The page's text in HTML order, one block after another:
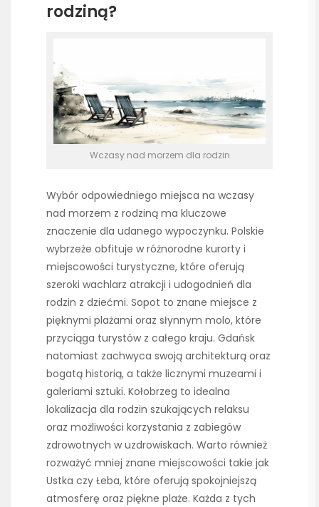
rodziną?
Wczasy nad morzem dla rodzin
Wybór odpowiedniego miejsca na wczasy
nad morzem z rodziną ma kluczowe
znaczenie dla udanego wypoczynku. Polskie
wybrzeże obfituje w różnorodne kurorty i
miejscowości turystyczne, które oferują
szeroki wachlarz atrakcji i udogodnień dla
rodzin z dziećmi. Sopot to znane miejsce z
pięknymi plażami oraz słynnym molo, które
przyciąga turystów z całego kraju. Gdańsk
natomiast zachwyca swoją architekturą oraz
bogatą historią, a także licznymi muzeami i
galeriami sztuki. Kołobrzeg to idealna
lokalizacja dla rodzin szukających relaksu
oraz możliwości korzystania z zabiegów
zdrowotnych w uzdrowiskach. Warto również
rozważyć mniej znane miejscowości takie jak
Ustka czy Łeba, które oferują spokojniejszą
atmosferę oraz piękne plaże. Każda z tych